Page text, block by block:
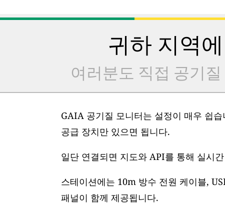
귀하 지역
여러분도 직접 공기
GAIA 공기질 모니터는 설정이 매우 쉽
공급 장치만 있으면 됩니다.
일단 연결되면 지도와 API를 통해 실시
스테이션에는 10m 방수 전원 케이블,
패널이 함께 제공됩니다.